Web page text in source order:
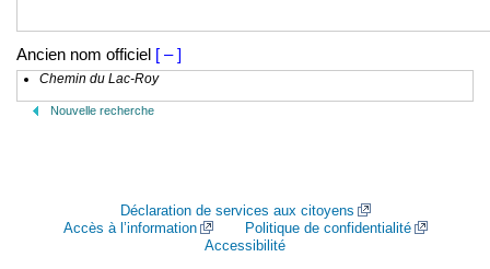
Ancien nom officiel [ – ]
Chemin du Lac-Roy
Nouvelle recherche
Déclaration de services aux citoyens
Accès à l’information
Politique de confidentialité
Accessibilité